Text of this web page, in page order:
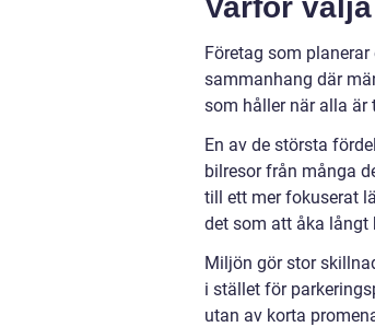
Varför
Företag som
sammanhang där
som håller när alla är
En av de största
bilresor från många
till ett mer fokuserat
det som att åka långt
Miljön gör stor
i stället för
utan av korta